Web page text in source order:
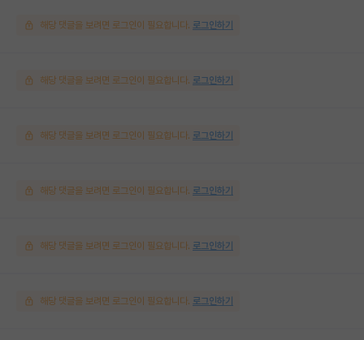
해당 댓글을 보려면 로그인이 필요합니다. 로그인하기
해당 댓글을 보려면 로그인이 필요합니다. 로그인하기
해당 댓글을 보려면 로그인이 필요합니다. 로그인하기
해당 댓글을 보려면 로그인이 필요합니다. 로그인하기
해당 댓글을 보려면 로그인이 필요합니다. 로그인하기
해당 댓글을 보려면 로그인이 필요합니다. 로그인하기